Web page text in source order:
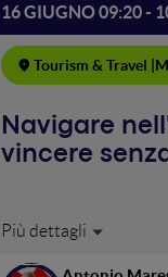
16 GIUGNO 09:20 -
Tourism & Travel |
Navigare
vincere
Chi non ha mai